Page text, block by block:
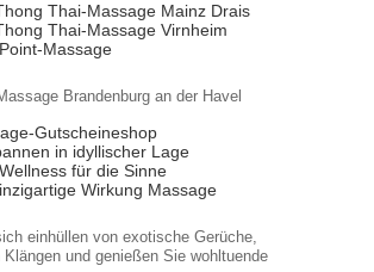
Thai-Massage Mainz Drais
Thai-Massage Virnheim
Massage
Brandenburg an der Havel
Gutscheineshop
in idyllischer Lage
für die Sinne
Wirkung Massage
einhüllen von exotische Gerüche,
und genießen Sie wohltuende